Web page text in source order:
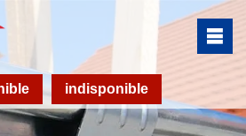
indisponible